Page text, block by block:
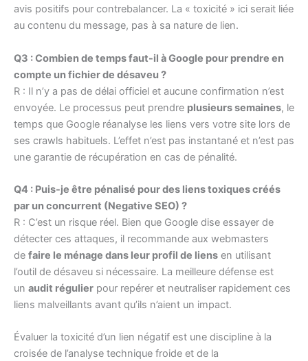
avis positifs pour contrebalancer. La « toxicité » ici serait liée
au contenu du message, pas à sa nature de lien.
Q3 : Combien de temps faut-il à Google pour prendre en
compte un fichier de désaveu ?
R : Il n’y a pas de délai officiel et aucune confirmation n’est
envoyée. Le processus peut prendre plusieurs semaines, le
temps que Google réanalyse les liens vers votre site lors de
ses crawls habituels. L’effet n’est pas instantané et n’est pas
une garantie de récupération en cas de pénalité.
Q4 : Puis-je être pénalisé pour des liens toxiques créés
par un concurrent (Negative SEO) ?
R : C’est un risque réel. Bien que Google dise essayer de
détecter ces attaques, il recommande aux webmasters
de faire le ménage dans leur profil de liens en utilisant
l’outil de désaveu si nécessaire. La meilleure défense est
un audit régulier pour repérer et neutraliser rapidement ces
liens malveillants avant qu’ils n’aient un impact.
Évaluer la toxicité d’un lien négatif est une discipline à la
croisée de l’analyse technique froide et de la